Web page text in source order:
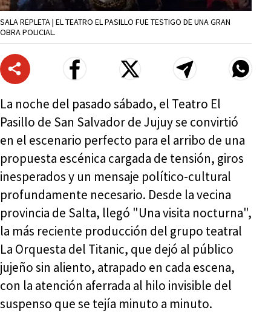
SALA REPLETA | EL TEATRO EL PASILLO FUE TESTIGO DE UNA GRAN
OBRA POLICIAL.
La noche del pasado sábado, el Teatro El
Pasillo de San Salvador de Jujuy se convirtió
en el escenario perfecto para el arribo de una
propuesta escénica cargada de tensión, giros
inesperados y un mensaje político-cultural
profundamente necesario. Desde la vecina
provincia de Salta, llegó "Una visita nocturna",
la más reciente producción del grupo teatral
La Orquesta del Titanic, que dejó al público
jujeño sin aliento, atrapado en cada escena,
con la atención aferrada al hilo invisible del
suspenso que se tejía minuto a minuto.